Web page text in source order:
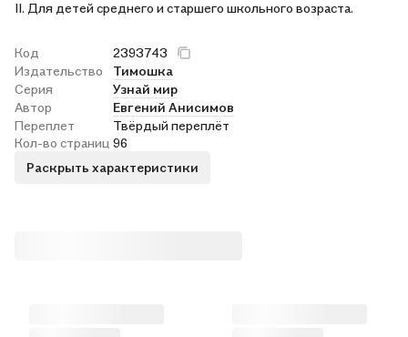
II. Для детей среднего и старшего школьного возраста.
Код
2393743
Издательство
Тимошка
Серия
Узнай мир
Автор
Евгений Анисимов
Переплет
Твёрдый переплёт
Кол-во страниц 96
Раскрыть характеристики